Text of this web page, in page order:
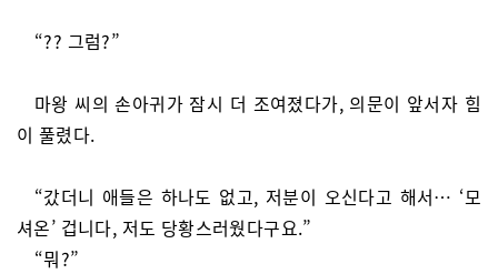
“?? 그럼?”
마왕 씨의 손아귀가 잠시 더 조여졌다가, 의문이 앞서자 힘
이 풀렸다.
“갔더니 애들은 하나도 없고, 저분이 오신다고 해서… ‘모
셔온’ 겁니다, 저도 당황스러웠다구요.”
“뭐?”